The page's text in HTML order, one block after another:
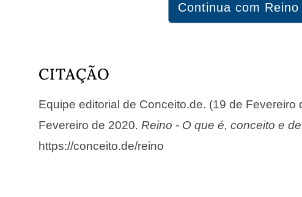
Continua com
CITAÇÃO
Equipe editorial de Conceito.de. (19 de Fevereiro
Fevereiro de 2020.Reino - O que é, conceito e
https://conceito.de/reino